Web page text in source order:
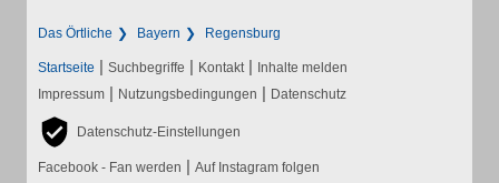
Das Örtliche Bayern Regensburg
Startseite | Suchbegriffe | Kontakt | Inhalte melden
Impressum | Nutzungsbedingungen | Datenschutz
Datenschutz-Einstellungen
Facebook - Fan werden | Auf Instagram folgen